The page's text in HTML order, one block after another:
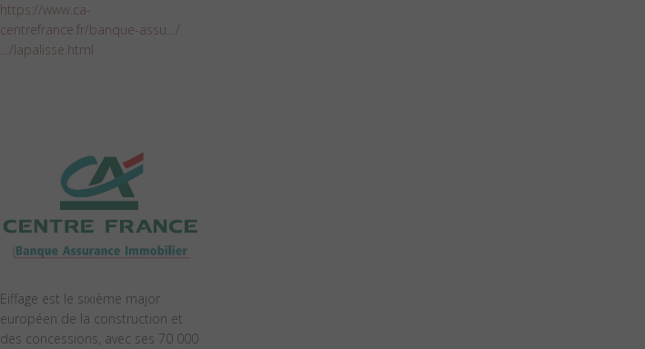
https://www.ca-
centrefrance.fr/banque-assu…/
…/lapalisse.html
Eiffage est le sixième major
européen de la construction et
des concessions, avec ses 70 000